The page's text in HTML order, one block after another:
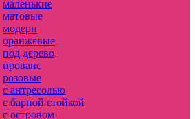
маленькие
матовые
модерн
оранжевые
под дерево
прованс
розовые
с антресолью
с барной стойкой
с островом